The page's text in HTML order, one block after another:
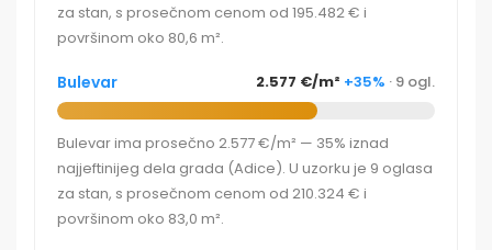
za stan, s prosečnom cenom od 195.482 € i
površinom oko 80,6 m².
Bulevar 2.577 €/m² +35% · 9 ogl.
Bulevar ima prosečno 2.577 €/m² — 35% iznad
najjeftinijeg dela grada (Adice). U uzorku je 9 oglasa
za stan, s prosečnom cenom od 210.324 € i
površinom oko 83,0 m².